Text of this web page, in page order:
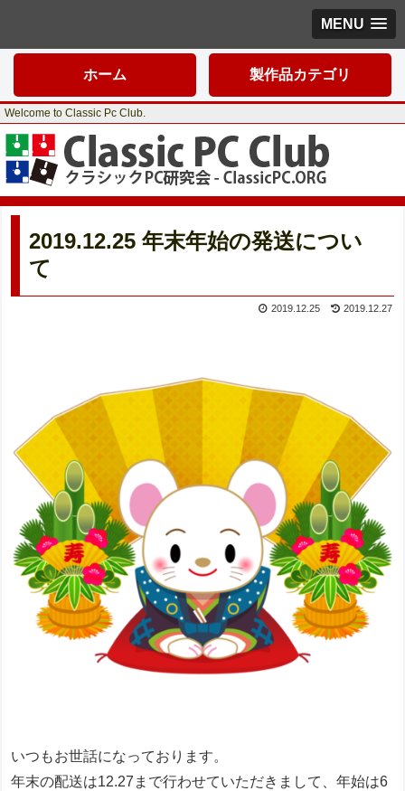
MENU
ホーム 製作品カテゴリ
Welcome to Classic Pc Club.
2019.12.25 年末年始の発送につい
て
2019.12.25 2019.12.27
いつもお世話になっております。
年末の配送は12.27まで行わせていただきまして、年始は6